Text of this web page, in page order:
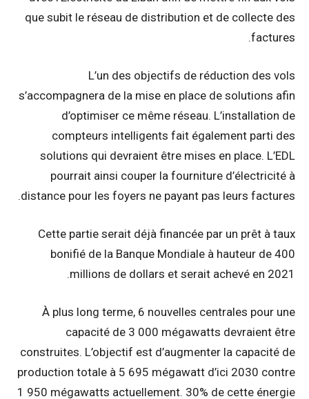
que subit le réseau de distribution et de collecte des
factures.
L’un des objectifs de réduction des vols
s’accompagnera de la mise en place de solutions afin
d’optimiser ce même réseau. L’installation de
compteurs intelligents fait également parti des
solutions qui devraient être mises en place. L’EDL
pourrait ainsi couper la fourniture d’électricité à
distance pour les foyers ne payant pas leurs factures.
Cette partie serait déjà financée par un prêt à taux
bonifié de la Banque Mondiale à hauteur de 400
millions de dollars et serait achevé en 2021.
À plus long terme, 6 nouvelles centrales pour une
capacité de 3 000 mégawatts devraient être
construites. L’objectif est d’augmenter la capacité de
production totale à 5 695 mégawatt d’ici 2030 contre
1 950 mégawatts actuellement. 30% de cette énergie